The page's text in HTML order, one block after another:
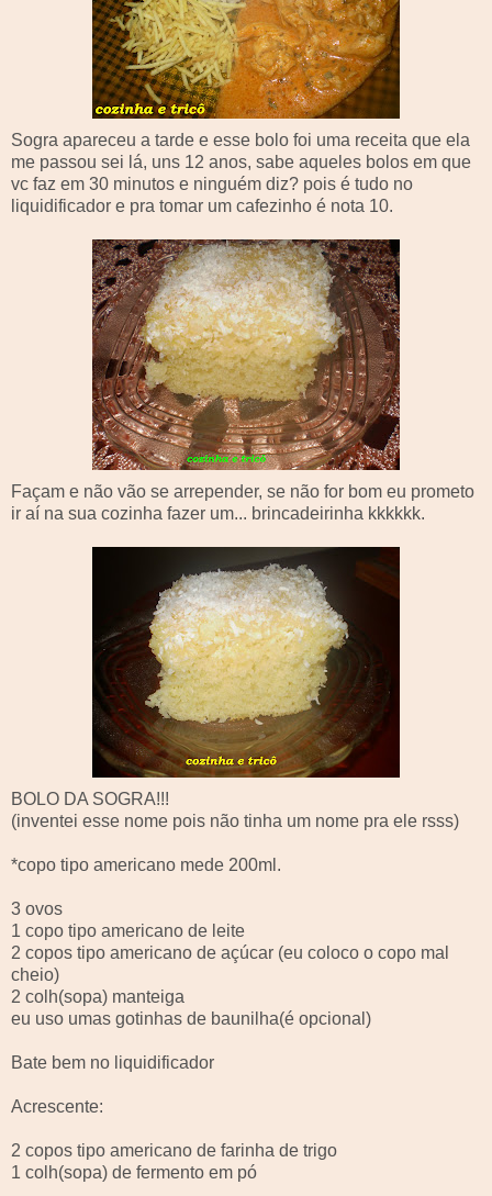
Sogra apareceu a tarde e esse bolo foi uma receita que ela
me passou sei lá, uns 12 anos, sabe aqueles bolos em que
vc faz em 30 minutos e ninguém diz? pois é tudo no
liquidificador e pra tomar um cafezinho é nota 10.
Façam e não vão se arrepender, se não for bom eu prometo
ir aí na sua cozinha fazer um... brincadeirinha kkkkkk.
BOLO DA SOGRA!!!
(inventei esse nome pois não tinha um nome pra ele rsss)
*copo tipo americano mede 200ml .
3 ovos
1 copo tipo americano de leite
2 copos tipo americano de açúcar (eu coloco o copo mal
cheio)
2 colh(sopa) manteiga
eu uso umas gotinhas de baunilha(é opcional)
Bate bem no liquidificador
Acrescente:
2 copos tipo americano de farinha de trigo
1 colh(sopa) de fermento em pó